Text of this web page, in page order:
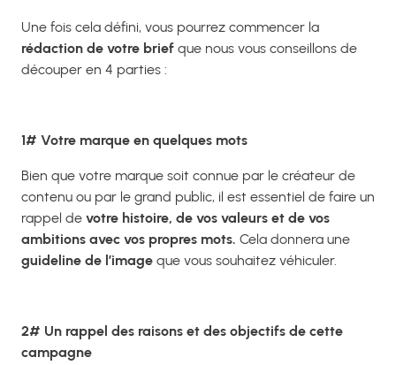
Une fois cela défini, vous pourrez commencer la
rédaction de votre brief que nous vous conseillons de
découper en 4 parties :
1# Votre marque en quelques mots
Bien que votre marque soit connue par le créateur de
contenu ou par le grand public, il est essentiel de faire un
rappel de votre histoire, de vos valeurs et de vos
ambitions avec vos propres mots. Cela donnera une
guideline de l’image que vous souhaitez véhiculer.
2# Un rappel des raisons et des objectifs de cette
campagne